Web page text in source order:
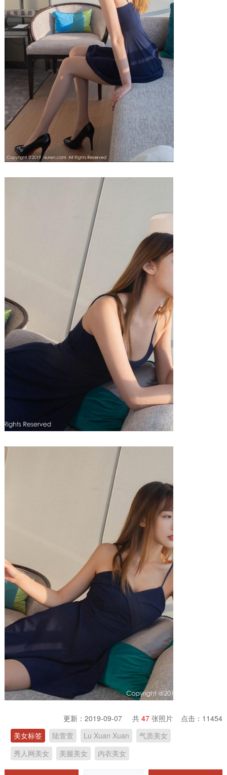
更新：2019-09-07 共47 张照片 点击： 11454
美女标签
陆萱萱 Lu Xuan Xuan
气质美女
秀人网美女
美腿美女 内衣美女